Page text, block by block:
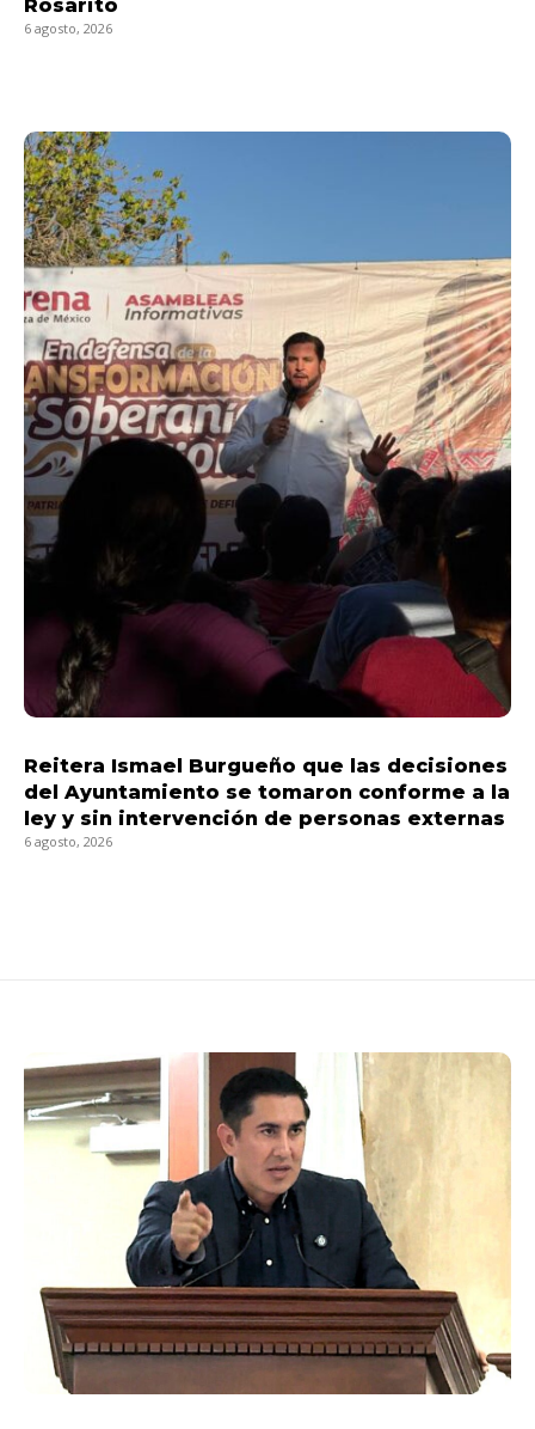
Rosarito
6 agosto, 2026
Reitera Ismael Burgueño que las decisiones
del Ayuntamiento se tomaron conforme a la
ley y sin intervención de personas externas
6 agosto, 2026